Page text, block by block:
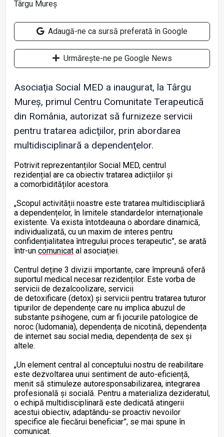
Adaugă-ne ca sursă preferată în Google
Urmărește-ne pe Google News
Asociaţia Social MED a inaugurat, la Târgu
Mureş, primul Centru Comunitate Terapeutică
din România, autorizat să furnizeze servicii
pentru tratarea adicţiilor, prin abordarea
multidisciplinară a dependenţelor.
Potrivit reprezentanților Social MED, centrul
rezidențial are ca obiectiv tratarea adicțiilor și
a comorbidităților acestora.
„Scopul activității noastre este tratarea multidiscipliară
a dependențelor, în limitele standardelor internaționale
existente. Va exista întotdeauna o abordare dinamică,
individualizată, cu un maxim de interes pentru
confidențialitatea întregului proces terapeutic”, se arată
într-un comunicat al asociației.
Centrul deține 3 divizii importante, care împreună oferă
suportul medical necesar rezidenților. Este vorba de
servicii de dezalcoolizare, servicii
de detoxificare (detox) și servicii pentru tratarea tuturor
tipurilor de dependențe care nu implica abuzul de
substante psihogene, cum ar fi jocurile patologice de
noroc (ludomania), dependența de nicotină, dependența
de internet sau social media, dependența de sex și
altele.
„Un element central al conceptului nostru de reabilitare
este dezvoltarea unui sentiment de auto-eficiență,
menit să stimuleze autoresponsabilizarea, integrarea
profesională și socială. Pentru a materializa dezideratul,
o echipă multidisciplinară este dedicată atingerii
acestui obiectiv, adaptându-se proactiv nevoilor
specifice ale fiecărui beneficiar”, se mai spune în
comunicat.